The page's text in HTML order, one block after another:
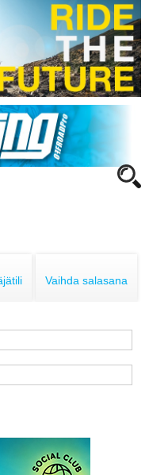
Vaihda salasana